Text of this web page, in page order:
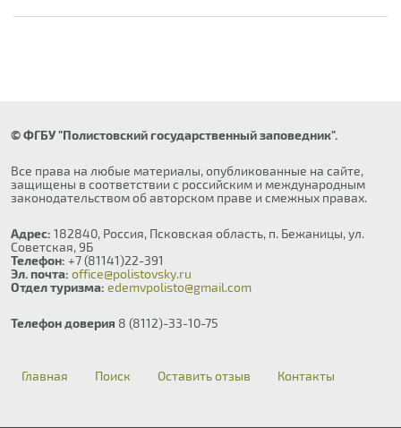
© ФГБУ "Полистовский государственный заповедник".
Все права на любые материалы, опубликованные на сайте,
защищены в соответствии с российским и международным
законодательством об авторском праве и смежных правах.
Адрес: 182840, Россия, Псковская область, п. Бежаницы, ул.
Советская, 9Б
Телефон: +7 (81141)22-391
Эл. почта: office@polistovsky.ru
Отдел туризма: edemvpolisto@gmail.com
Телефон доверия 8 (8112)-33-10-75
Главная Поиск Оставить отзыв Контакты